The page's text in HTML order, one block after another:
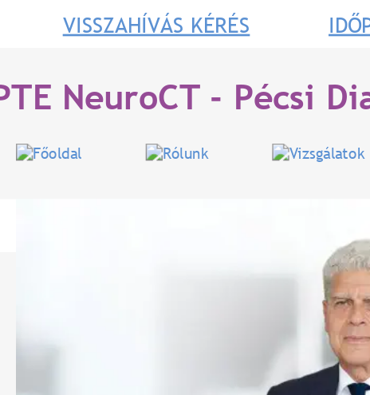
NeuroCT - Pécsi
VISSZAHÍVÁS KÉRÉS